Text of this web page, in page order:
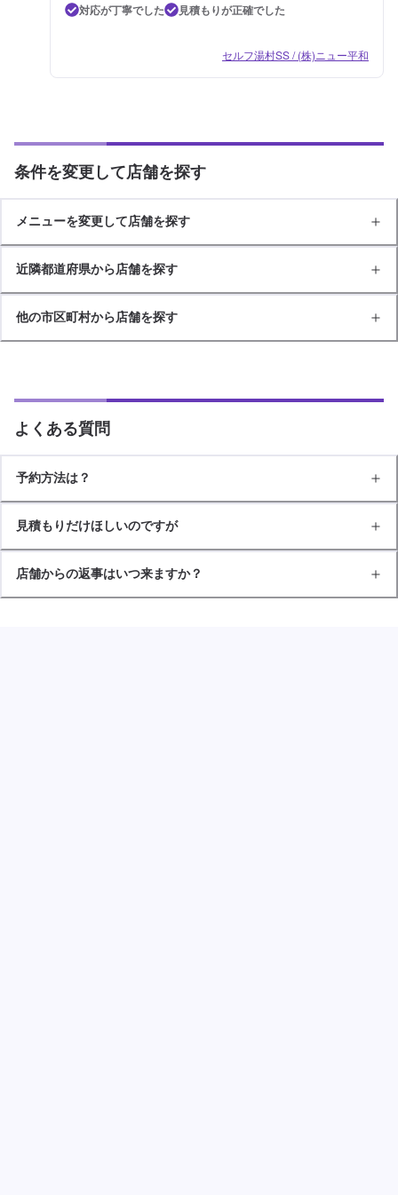
対応が丁寧でした
見積もりが正確でした
セルフ湯村SS / (株)ニュー平和
条件を変更して店舗を探す
メニューを変更して店舗を探す
近隣都道府県から店舗を探す
他の市区町村から店舗を探す
よくある質問
予約方法は？
見積もりだけほしいのですが
店舗からの返事はいつ来ますか？